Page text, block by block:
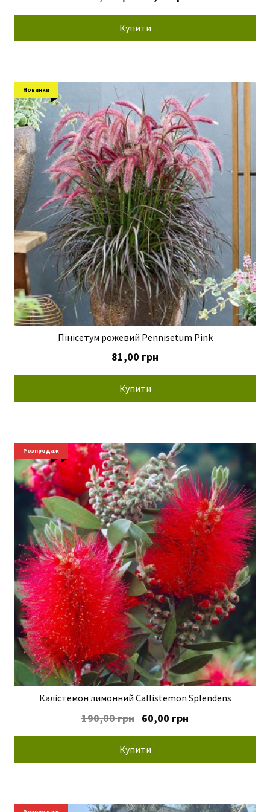
120,00 грн.
Купити
Новинки
Пінісетум рожевий Pennisetum Pink
81,00 грн
Купити
Новинки
Калістемон лимонний Callistemon Splendens
Розпродаж
190,00грн Оригінальна
190,00 грн.
60,00 грн
Купити